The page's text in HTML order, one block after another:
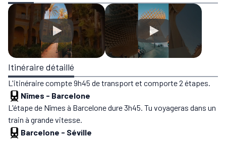
Itinéraire détaillé
L'itinéraire compte 9h45 de transport et comporte 2 étapes.
Nîmes - Barcelone
L'étape de Nîmes à Barcelone dure 3h45. Tu voyageras dans un
train à grande vitesse.
Barcelone - Séville